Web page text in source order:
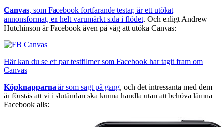
Canvas, som Facebook fortfarande testar, är ett utökat
annonsformat, en helt varumärkt sida i flödet. Och enligt Andrew
Hutchinson är Facebook även på väg att utöka Canvas:
Här kan du se ett par testfilmer som Facebook har tagit fram om
Canvas
Köpknapparna är som sagt på gång, och det intressanta med dem
är förstås att vi i slutändan ska kunna handla utan att behöva lämna
Facebook alls: